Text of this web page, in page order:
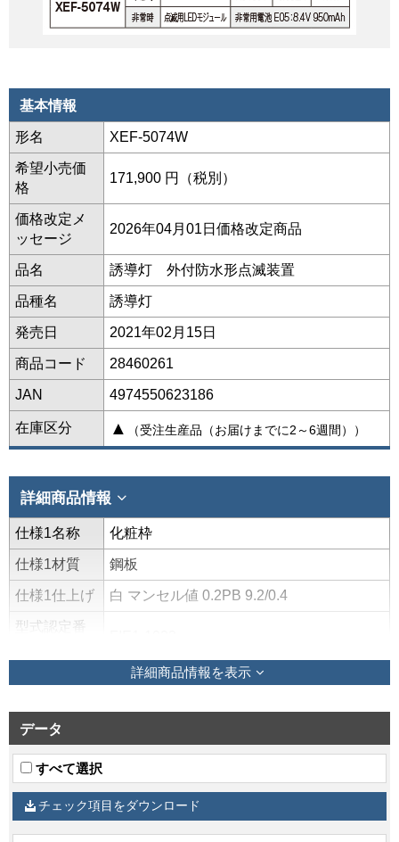
基本情報
形名 XEF-5074W
希望小売価
格
171,900 円（税別）
価格改定メ
ッセージ
2026年04月01日価格改定商品
品名 誘導灯 外付防水形点滅装置
品種名 誘導灯
発売日 2021年02月15日
商品コード 28460261
JAN 4974550623186
在庫区分 ▲ （受注生産品（お届けまでに2～6週間））
詳細商品情報
仕様1名称 化粧枠
仕様1材質 鋼板
仕様1仕上げ 白 マンセル値 0.2PB 9.2/0.4
型式認定番
ど）
その他備考 長時間形は特注対応いたします。
その他備考 電池内蔵形
その他備考
ニッケル水素蓄電池（キセノンランプ用、
詳細商品情報を表示
データ
すべて選択
チェック項目をダウンロード